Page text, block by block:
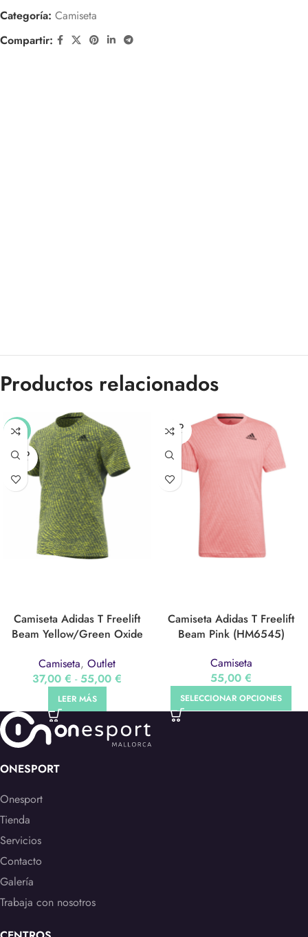
Categoría: Camiseta
Compartir:
Productos relacionados
-33%
SOLD
OUT
Camiseta Adidas T Freelift
Beam Yellow/Green Oxide
Camiseta, Outlet
37,00 € - 55,00 €
LEER MÁS
SOLD
OUT
Camiseta Adidas T Freelift
Beam Pink (HM6545)
Camiseta
55,00 €
SELECCIONAR OPCIONES
ONESPORT
Onesport
Tienda
Servicios
Contacto
Galería
Trabaja con nosotros